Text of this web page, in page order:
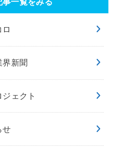
界新聞
ェクト
せ